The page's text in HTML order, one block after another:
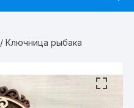
/ Ключница рыбака